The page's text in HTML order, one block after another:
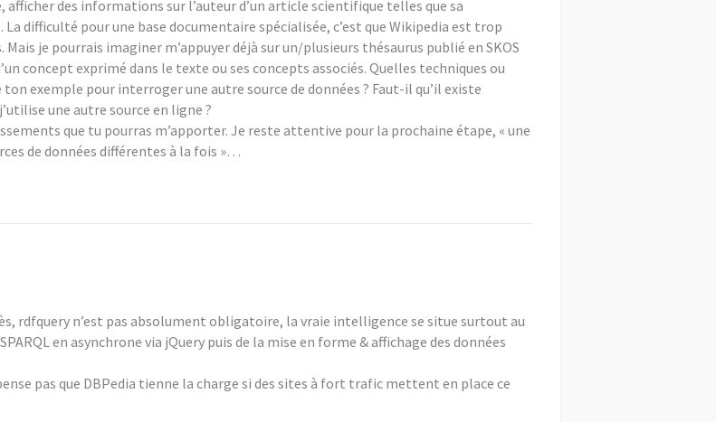
des informations sur l’auteur d’un article scientifique telles que sa
difficulté pour une base documentaire spécialisée, c’est que Wikipedia est trop
Mais je pourrais imaginer m’appuyer déjà sur un/plusieurs thésaurus publié en SKOS
concept exprimé dans le texte ou ses concepts associés. Quelles techniques ou
exemple pour interroger une autre source de données ? Faut-il qu’il existe
une autre source en ligne ?
que tu pourras m’apporter. Je reste attentive pour la prochaine étape, « une
de données différentes à la fois »…
rdfquery n’est pas absolument obligatoire, la vraie intelligence se situe surtout au
en asynchrone via jQuery puis de la mise en forme & affichage des données
pas que DBPedia tienne la charge si des sites à fort trafic mettent en place ce